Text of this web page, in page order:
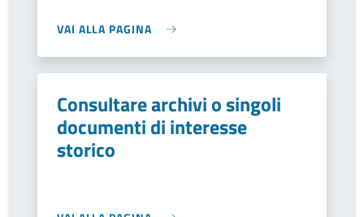
VAI ALLA PAGINA
Consultare archivi o singoli
documenti di interesse
storico